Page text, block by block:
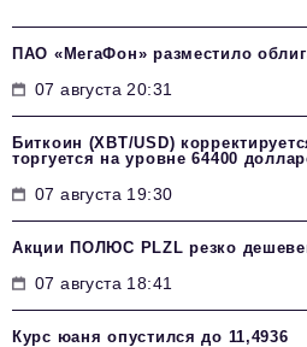
ПАО «МегаФон» разместило
07 августа 20:31
Биткоин (XBT/USD)
торгуется на уровне 64400
07 августа 19:30
Акции ПОЛЮС PLZL резко
07 августа 18:41
Курс юаня опустился до 11,4936